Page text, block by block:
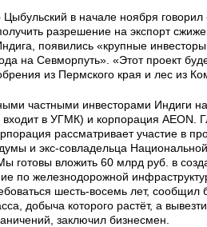
в начале ноября
разрешение на экспорт
появились «крупные
на Севморпуть». «Этот проект
из Пермского края и лес из
частными инвесторами Индиги
входит в УГМК) и корпорация AEON.
рассматривает участие в
и экс-совладельца
готовы вложить 60 млрд руб. в
по железнодорожной
шесть-восемь лет, сообщил
добыча которого растёт, а
заключил бизнесмен.